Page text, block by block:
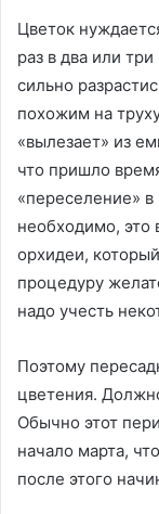
Цветок
раз в два или
сильно
похожим на
«вылезает» из
что пришло
«переселение»
необходимо, это
орхидеи,
процедуру
надо учесть
Поэтому
цветения.
Обычно этот
начало марта,
после этого